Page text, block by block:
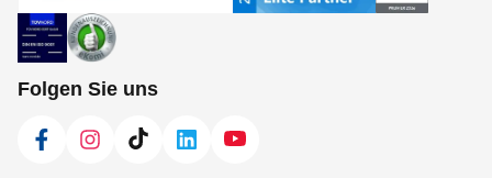
Folgen Sie uns